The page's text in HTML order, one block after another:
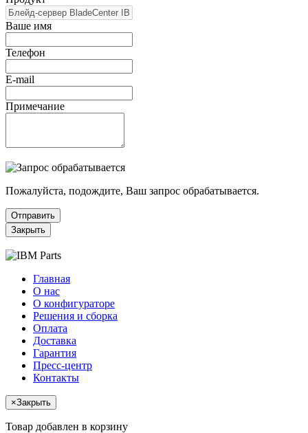
Ваше имя
Телефон
E-mail
Примечание
Пожалуйста, подождите, Ваш запрос обрабатывается.
Отправить
Закрыть
Главная
О нас
О конфигураторе
Решения и сборка
Оплата
Доставка
Гарантия
Пресс-центр
Контакты
×Закрыть
Товар добавлен в корзину